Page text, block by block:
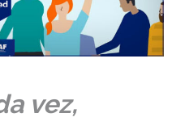
vez,